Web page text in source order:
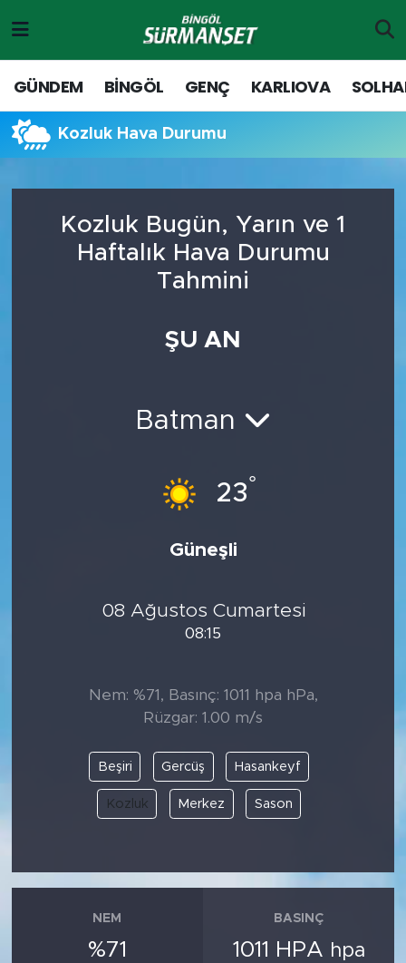
GÜNDEM BİNGÖL GENÇ KARLIOVA
Kozluk Hava Durumu
Kozluk Bugün, Yarın ve 1
Haftalık Hava Durumu
Tahmini
ŞU AN
Batman
23°
Güneşli
08 Ağustos Cumartesi
08:15
Nem: %71, Basınç: 1011 hpa hPa,
Rüzgar: 1.00 m/s
Beşiri Gercüş Hasankeyf
Kozluk Merkez Sason
NEM
%71
BASINÇ
1011 HPA hpa
Genç
Solhan
Adaklı-Kiğı
MD Prestij Dergisi
Bingöl Kaza Haberleri
Merkez Hava Durumu
Merkez Trafik Yoğunluk Haritası
Tüm Manşetler